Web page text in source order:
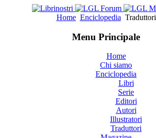
Home Enciclopedia Traduttori
Menu Principale
Home
Chi siamo
Enciclopedia
Libri
Serie
Editori
Autori
Illustratori
Traduttori